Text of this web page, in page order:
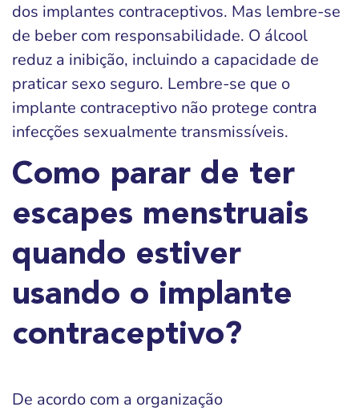
dos implantes contraceptivos. Mas lembre-se
de beber com responsabilidade. O álcool
reduz a inibição, incluindo a capacidade de
praticar sexo seguro. Lembre-se que o
implante contraceptivo não protege contra
infecções sexualmente transmissíveis.
Como parar de ter
escapes menstruais
quando estiver
usando o implante
contraceptivo?
De acordo com a organização